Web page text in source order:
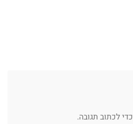
כדי לכתוב תגובה.